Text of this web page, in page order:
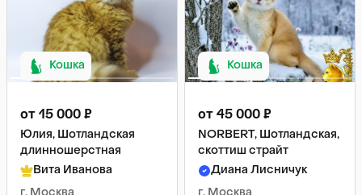
Кошка
от 15 000 ₽
Юлия, Шотландская
длинношерстная
Вита Иванова
г. Москва
Кошка
от 45 000 ₽
NORBERT, Шотландская,
скоттиш страйт
Диана Лисничук
г. Москва